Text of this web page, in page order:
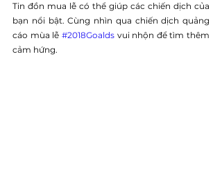
Tin đồn mua lễ có thể giúp các chiến dịch của
bạn nổi bật. Cùng nhìn qua chiến dịch quảng
cáo mùa lễ #2018Goalds vui nhộn để tìm thêm
cảm hứng.